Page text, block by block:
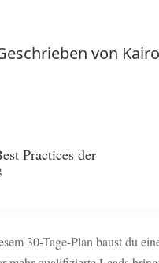
von
Practices der
30-Tage-Plan baust du